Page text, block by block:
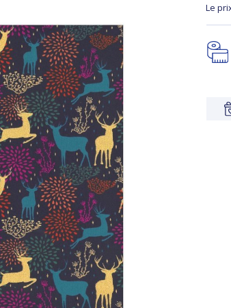
Le
JUSQU'À 30 JOURS POUR CHANGER D'AVIS